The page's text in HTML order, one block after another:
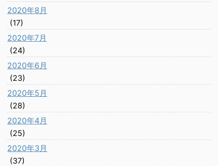
2020年8月
(17)
2020年7月
(24)
2020年6月
(23)
2020年5月
(28)
2020年4月
(25)
2020年3月
(37)